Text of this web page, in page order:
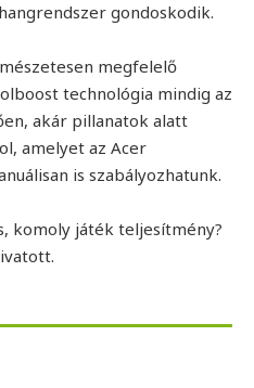
gondoskodik.
megfelelő
technológia mindig az
akár pillanatok alatt
amelyet az Acer
is szabályozhatunk.
komoly játék teljesítmény?